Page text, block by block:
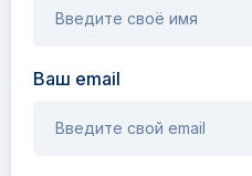
Введите своё имя
Ваш email
Введите свой email